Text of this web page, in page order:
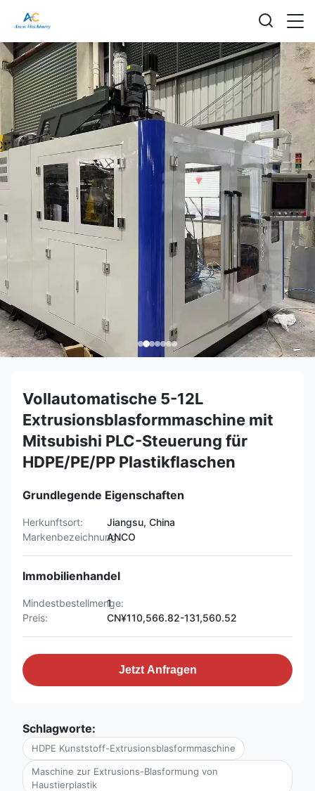
Vollautomatische 5-12L
Extrusionsblasformmaschine mit
Mitsubishi PLC-Steuerung für
HDPE/PE/PP Plastikflaschen
Grundlegende Eigenschaften
Herkunftsort:
Jiangsu, China
Markenbezeichnung:ANCO
Immobilienhandel
Mindestbestellmenge:
1
Preis:
CN¥110,566.82-131,560.52
Jetzt Anfragen
Schlagworte:
HDPE Kunststoff-Extrusionsblasformmaschine
Maschine zur Extrusions-Blasformung von
Haustierplastik